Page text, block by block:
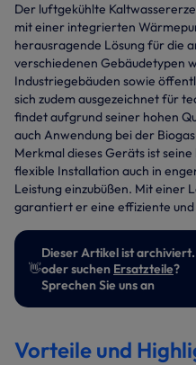
Der luftgekühlte
mit einer integrierten
herausragende Lösung für die
verschiedenen Gebäudetypen
Industriegebäuden sowie
sich zudem ausgezeichnet für
findet aufgrund seiner hohen
auch Anwendung bei der
Merkmal dieses Geräts ist
flexible Installation auch in
Leistung einzubüßen. Mit einer
garantiert er eine effiziente
👋
Dieser Artikel ist
oder suchen Ersatzteile?
Sprechen Sie uns an
Vorteile und